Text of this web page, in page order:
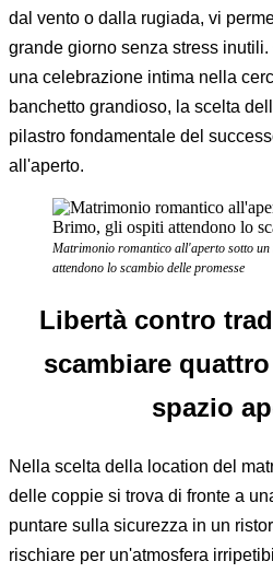
dal vento o dalla rugiada, vi
grande giorno senza stress
una celebrazione intima nella
banchetto grandioso, la scelta
pilastro fondamentale del
all'aperto.
Matrimonio romantico all'aperto sotto
attendono lo scambio delle promesse
Libertà contro
scambiare
spazio
Nella scelta della location del
delle coppie si trova di fronte a
puntare sulla sicurezza in un
rischiare per un'atmosfera